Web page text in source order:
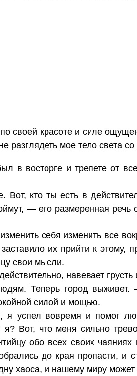
своей красоте и силе
разглядеть мое тело света
в восторге и трепете от
кто ты есть в
— его размеренная
себя изменить все
их прийти к этому,
свои мысли.
навевает
Теперь город выживет.
силой и мощью.
успел вовремя и помог
Вот, что меня сильно
обо всех своих
до края пропасти, и
хаоса, и нашему миру может